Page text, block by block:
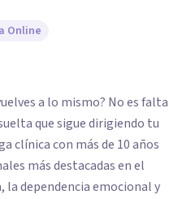
Online
a lo mismo? No es falta
que sigue dirigiendo tu
más destacadas en el
la dependencia emocional y